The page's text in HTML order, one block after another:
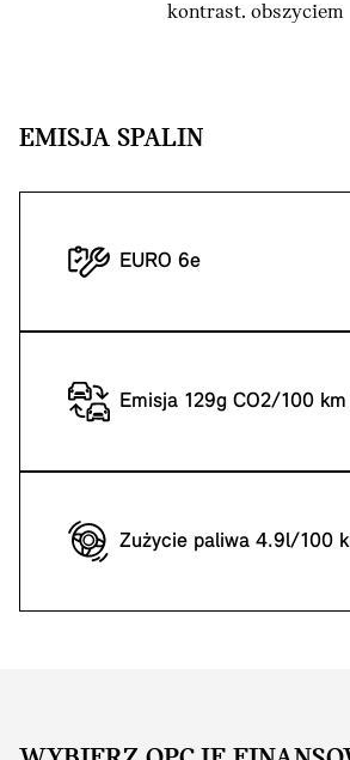
kontrast. obszyciem
EMISJA SPALIN
EURO 6e
Emisja 129g CO2/100 km
Zużycie paliwa 4.9l/100